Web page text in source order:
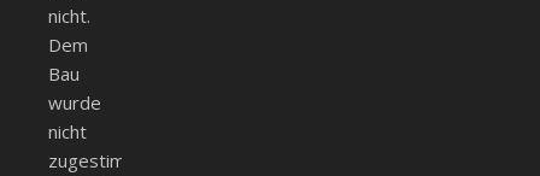
nicht.
Dem
Bau
wurde
nicht
zugestimmt